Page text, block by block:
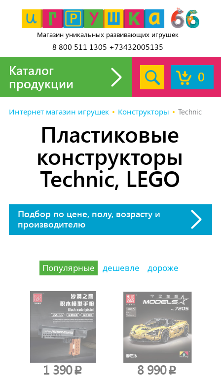
Магазин уникальных развивающих игрушек
8 800 511 1305 +73432005135
0
Каталог
продукции
Интернет магазин игрушек Конструкторы Technic
Пластиковые
конструкторы
Technic, LEGO
Подбор по цене, полу, возрасту и
производителю
Популярные дешевле дороже
1 390p 8 990p